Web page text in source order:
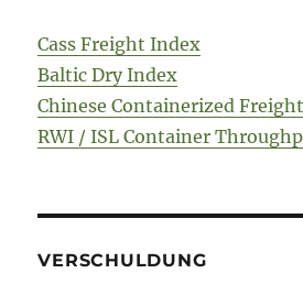
Cass Freight Index
Baltic Dry Index
Chinese Containerized
RWI / ISL Container
VERSCHULDUNG